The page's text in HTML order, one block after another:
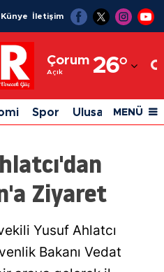
Künye İletişim
Çorum
Açık 26°
Adıyaman
Afyonkarahisar
Ağrı
Amasya
Spor Ulusal Siyaset
MENÜ
Ziyaret
Yusuf Ahlatcı
Bakanı Vedat